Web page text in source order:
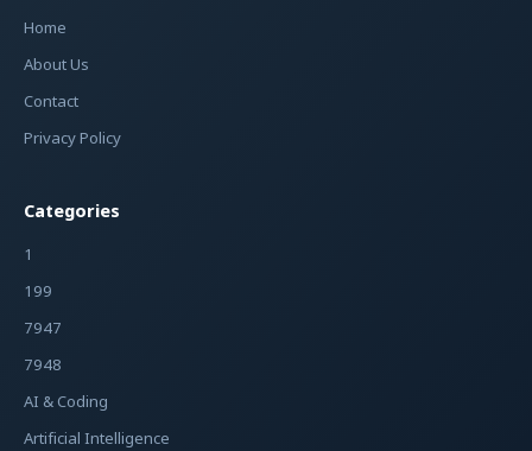
Home
About Us
Contact
Privacy Policy
Categories
1
199
7947
7948
AI & Coding
Artificial Intelligence